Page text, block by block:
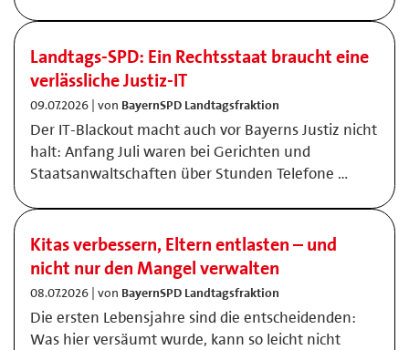
Landtags-SPD: Ein Rechtsstaat braucht eine
verlässliche Justiz-IT
09.07.2026 | von BayernSPD Landtagsfraktion
Der IT-Blackout macht auch vor Bayerns Justiz nicht
halt: Anfang Juli waren bei Gerichten und
Staatsanwaltschaften über Stunden Telefone …
Kitas verbessern, Eltern entlasten – und
nicht nur den Mangel verwalten
08.07.2026 | von BayernSPD Landtagsfraktion
Die ersten Lebensjahre sind die entscheidenden:
Was hier versäumt wurde, kann so leicht nicht